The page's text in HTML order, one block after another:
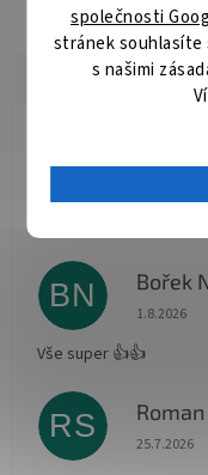
společnosti
stránek souhlasíte
s našimi
RH
BN Bořek
1.8.2026
Vše super 👍👍
RS
25.7.2026